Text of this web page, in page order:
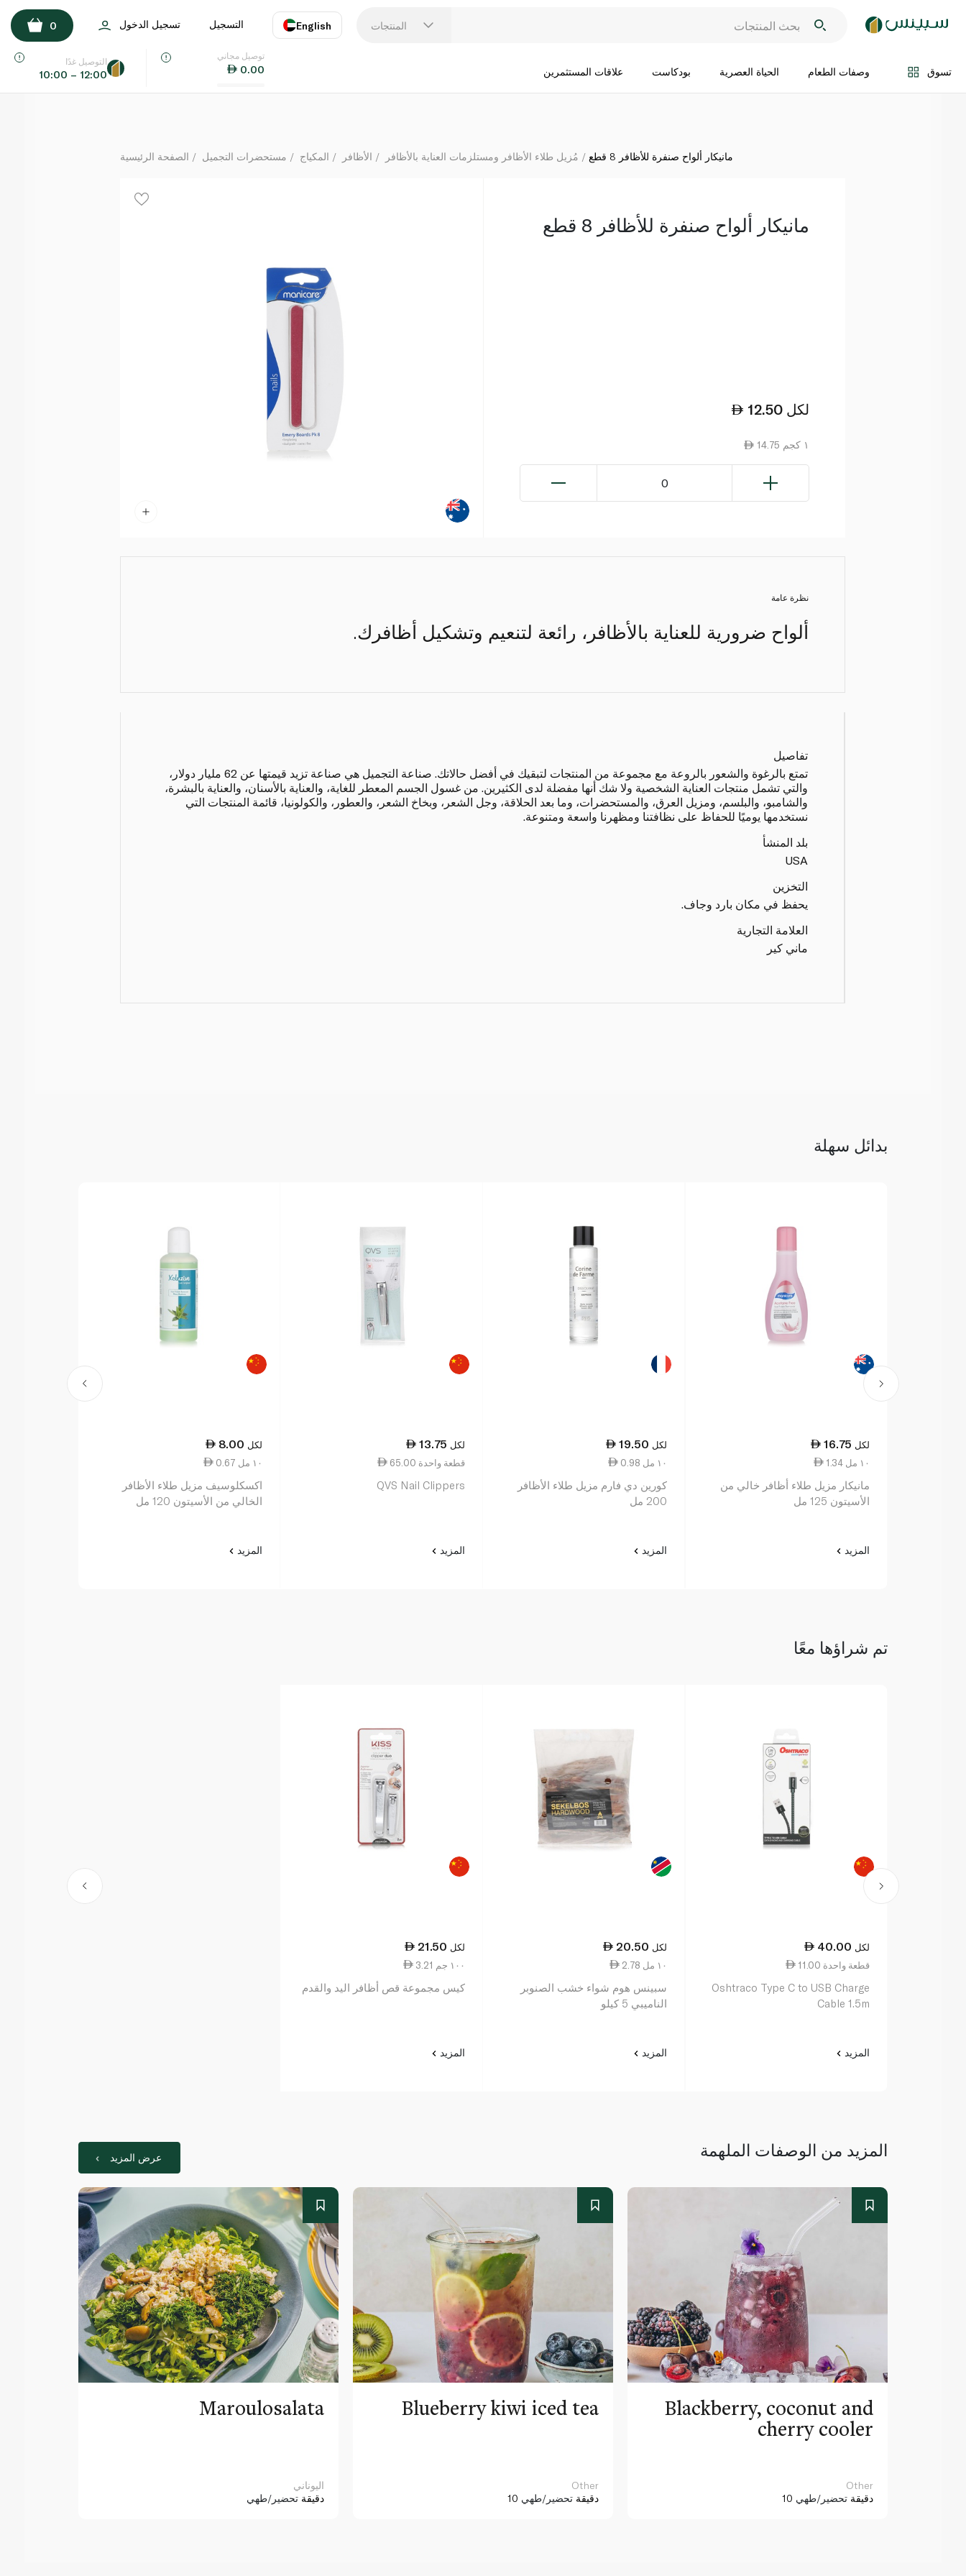
المنتجات English
اللغة
التسجيل تسجيل الدخول 0
تسوق وصفات الطعام الحياة العصرية بودكاست علاقات المستثمرين
توصيل مجاني
0.00
التوصيل غدًا
10:00 – 12:00
اضف الى السلة
الصفحة الرئيسية مستحضرات التجميل المكياج الأظافر مُزيل طلاء الأظافر ومستلزمات العناية بالأظافر مانيكار ألواح صنفرة للأظافر 8 قطع
مانيكار ألواح صنفرة للأظافر 8 قطع
12.50 لكل
14.75 ١ كجم
0
نظرة عامة
ألواح ضرورية للعناية بالأظافر، رائعة لتنعيم وتشكيل أظافرك.
تفاصيل
تمتع بالرغوة والشعور بالروعة مع مجموعة من المنتجات لتبقيك في أفضل حالاتك. صناعة التجميل هي صناعة تزيد قيمتها عن 62 مليار دولار،
والتي تشمل منتجات العناية الشخصية ولا شك أنها مفضلة لدى الكثيرين. من غسول الجسم المعطر للغاية، والعناية بالأسنان، والعناية بالبشرة،
والشامبو، والبلسم، ومزيل العرق، والمستحضرات، وما بعد الحلاقة، وجل الشعر، وبخاخ الشعر، والعطور، والكولونيا، قائمة المنتجات التي
نستخدمها يوميًا للحفاظ على نظافتنا ومظهرنا واسعة ومتنوعة.
بلد المنشأ
USA
التخزين
يحفظ في مكان بارد وجاف.
العلامة التجارية
ماني كير
بدائل سهلة
16.75 لكل
1.34 ١٠ مل
مانيكار مزيل طلاء أظافر خالي من
الأسيتون 125 مل
المزيد
19.50 لكل
0.98 ١٠ مل
كورين دي فارم مزيل طلاء الأظافر
200 مل
المزيد
13.75 لكل
65.00 قطعة واحدة
QVS Nail Clippers
المزيد
8.00 لكل
0.67 ١٠ مل
اكسكلوسيف مزيل طلاء الأظافر
الخالي من الأسيتون 120 مل
المزيد
تم شراؤها معًا
40.00 لكل
11.00 قطعة واحدة
Oshtraco Type C to USB Charge
Cable 1.5m
المزيد
20.50 لكل
2.78 ١٠ مل
سبينس هوم شواء خشب الصنوبر
الناميبي 5 كيلو
المزيد
21.50 لكل
3.21 ١٠٠ جم
كيس مجموعة قص أظافر اليد والقدم
المزيد
المزيد من الوصفات الملهمة عرض المزيد
Maroulosalata
اليوناني
دقيقة تحضير/طهي
Blueberry kiwi iced tea
Other
10 دقيقة تحضير/طهي
Blackberry, coconut and
cherry cooler
Other
10 دقيقة تحضير/طهي